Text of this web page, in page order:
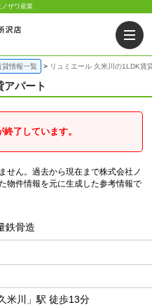
ノザワ産業
貸情報一覧 リュミエール 久米川の1LDK賃
パート
了しています。
せん。過去から現在まで株式会社ノ
物件情報を元に生成した参考情報で
鉄骨造
米川」駅 徒歩13分